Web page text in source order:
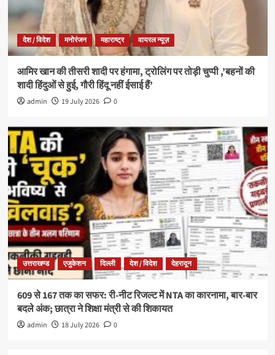
देश / विदेश मनोरंजन महाराष्ट्र वायरल न्यूज़
आमिर खान की तीसरी शादी पर हंगामा, ट्रोलिंग पर तोड़ी चुप्पी ,’बहनों की
शादी हिंदुओं से हुई, गौरी हिंदू नहीं ईसाई हैं’
admin 19 July 2026 0
उत्तराखण्ड एजुकेशन दिल्ली देश / विदेश देहरादून
609 से 167 तक का सफर: री-नीट रिजल्ट में NTA का कारनामा, बार-बार
बदले अंक; छात्रा ने शिक्षा मंत्री से की शिकायत
admin 18 July 2026 0